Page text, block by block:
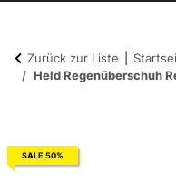
Zurück zur Liste
Held Regenüberschuh
SALE 50%